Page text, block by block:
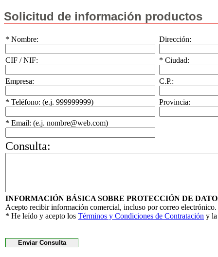
Solicitud de información productos
* Nombre: Dirección:
CIF / NIF: * Ciudad:
Empresa: C.P.:
* Teléfono: (e.j. 999999999) Provincia:
* Email: (e.j. nombre@web.com)
Consulta:
INFORMACIÓN BÁSICA SOBRE PROTECCIÓN DE
Acepto recibir información comercial, incluso por correo electrónico.
* He leído y acepto los Términos y Condiciones de Contratación y